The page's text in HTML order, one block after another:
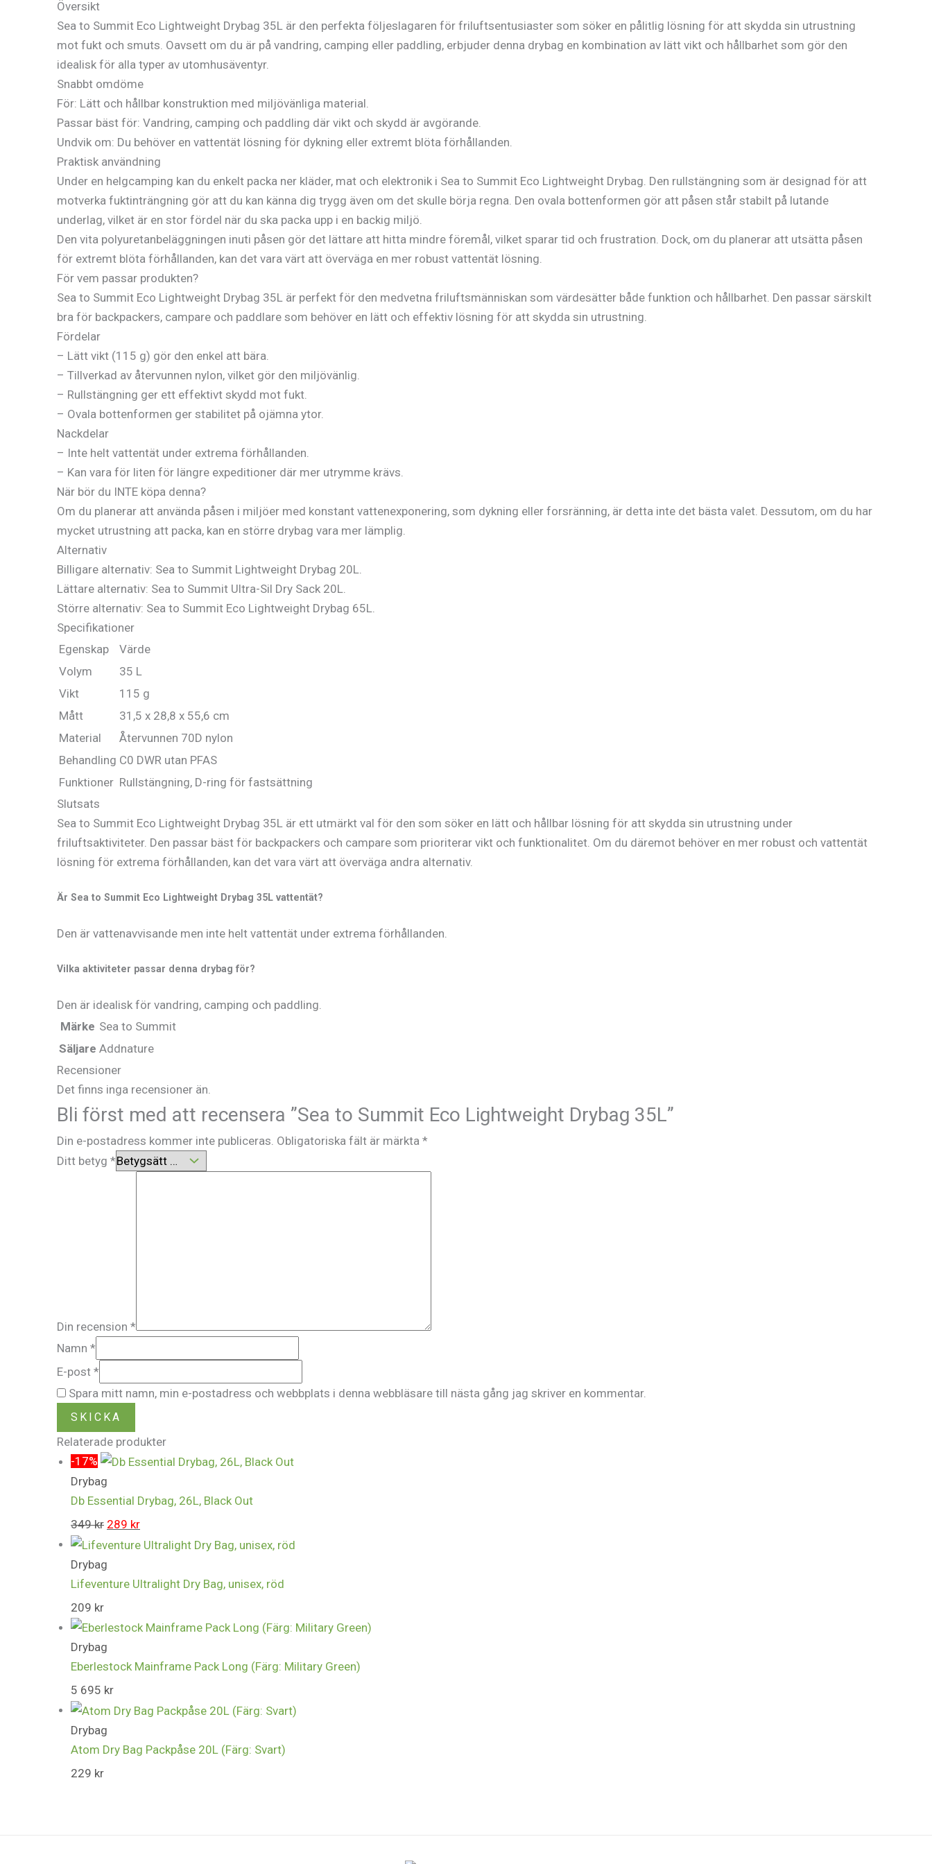
Översikt
Sea to Summit Eco Lightweight Drybag 35L är den perfekta följeslagaren för friluftsentusiaster som söker en pålitlig lösning för att skydda sin utrustning
mot fukt och smuts. Oavsett om du är på vandring, camping eller paddling, erbjuder denna drybag en kombination av lätt vikt och hållbarhet som gör den
idealisk för alla typer av utomhusäventyr.
Snabbt omdöme
För: Lätt och hållbar konstruktion med miljövänliga material.
Passar bäst för: Vandring, camping och paddling där vikt och skydd är avgörande.
Undvik om: Du behöver en vattentät lösning för dykning eller extremt blöta förhållanden.
Praktisk användning
Under en helgcamping kan du enkelt packa ner kläder, mat och elektronik i Sea to Summit Eco Lightweight Drybag. Den rullstängning som är designad för att
motverka fuktinträngning gör att du kan känna dig trygg även om det skulle börja regna. Den ovala bottenformen gör att påsen står stabilt på lutande
underlag, vilket är en stor fördel när du ska packa upp i en backig miljö.
Den vita polyuretanbeläggningen inuti påsen gör det lättare att hitta mindre föremål, vilket sparar tid och frustration. Dock, om du planerar att utsätta påsen
för extremt blöta förhållanden, kan det vara värt att överväga en mer robust vattentät lösning.
För vem passar produkten?
Sea to Summit Eco Lightweight Drybag 35L är perfekt för den medvetna friluftsmänniskan som värdesätter både funktion och hållbarhet. Den passar särskilt
bra för backpackers, campare och paddlare som behöver en lätt och effektiv lösning för att skydda sin utrustning.
Fördelar
– Lätt vikt (115 g) gör den enkel att bära.
– Tillverkad av återvunnen nylon, vilket gör den miljövänlig.
– Rullstängning ger ett effektivt skydd mot fukt.
– Ovala bottenformen ger stabilitet på ojämna ytor.
Nackdelar
– Inte helt vattentät under extrema förhållanden.
– Kan vara för liten för längre expeditioner där mer utrymme krävs.
När bör du INTE köpa denna?
Om du planerar att använda påsen i miljöer med konstant vattenexponering, som dykning eller forsränning, är detta inte det bästa valet. Dessutom, om du har
mycket utrustning att packa, kan en större drybag vara mer lämplig.
Alternativ
Billigare alternativ: Sea to Summit Lightweight Drybag 20L.
Lättare alternativ: Sea to Summit Ultra-Sil Dry Sack 20L.
Större alternativ: Sea to Summit Eco Lightweight Drybag 65L.
Specifikationer
Egenskap
Värde
Volym
35 L
Vikt
115 g
Mått
31,5 x 28,8 x 55,6 cm
Material
Återvunnen 70D nylon
Behandling C0 DWR utan PFAS
Funktioner Rullstängning, D-ring för fastsättning
Slutsats
Sea to Summit Eco Lightweight Drybag 35L är ett utmärkt val för den som söker en lätt och hållbar lösning för att skydda sin utrustning under
friluftsaktiviteter. Den passar bäst för backpackers och campare som prioriterar vikt och funktionalitet. Om du däremot behöver en mer robust och vattentät
lösning för extrema förhållanden, kan det vara värt att överväga andra alternativ.
Är Sea to Summit Eco Lightweight Drybag 35L vattentät?
Den är vattenavvisande men inte helt vattentät under extrema förhållanden.
Vilka aktiviteter passar denna drybag för?
Den är idealisk för vandring, camping och paddling.
Märke Sea to Summit
Säljare Addnature
Recensioner
Det finns inga recensioner än.
Bli först med att recensera ”Sea to Summit Eco Lightweight Drybag 35L”
Din e-postadress kommer inte publiceras. Obligatoriska fält är märkta *
Ditt betyg *
Din recension *
Namn *
E-post *
Spara mitt namn, min e-postadress och webbplats i denna webbläsare till nästa gång jag skriver en kommentar.
Relaterade produkter
-17%
Drybag
Db Essential Drybag, 26L, Black Out
349kr 289 kr
Drybag
Lifeventure Ultralight Dry Bag, unisex, röd
209 kr
Drybag
Eberlestock Mainframe Pack Long (Färg: Military Green)
5 695 kr
Drybag
Atom Dry Bag Packpåse 20L (Färg: Svart)
229 kr